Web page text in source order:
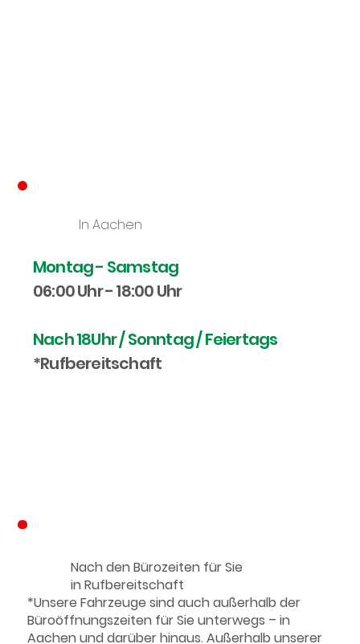
In Aachen
Montag - Samstag
06:00 Uhr - 18:00 Uhr
Nach 18Uhr / Sonntag / Feiertags
*Rufbereitschaft
*Unsere Fahrzeuge sind auch außerhalb der
Büroöffnungszeiten für Sie unterwegs – in
Aachen und darüber hinaus. Außerhalb unserer
Nach den Bürozeiten für Sie
in Rufbereitschaft